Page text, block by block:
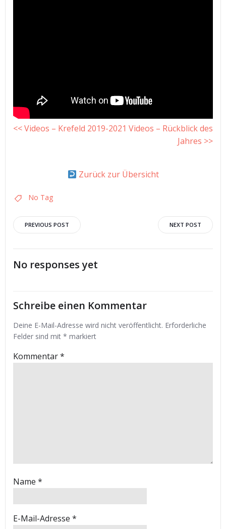
<< Videos – Krefeld 2019-2021 Videos – Rückblick des
Jahres >>
Zurück zur Übersicht
No Tag
Post
navigation
PREVIOUS POST
navigation
NEXT POST
No responses yet
Schreibe einen Kommentar
Deine E-Mail-Adresse wird nicht veröffentlicht. Erforderliche
Felder sind mit * markiert
Kommentar*
Name *
E-Mail-Adresse *